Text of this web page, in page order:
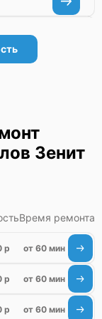
Зенит
Время ремонта
р от 60 мин
р от 60 мин
р от 60 мин